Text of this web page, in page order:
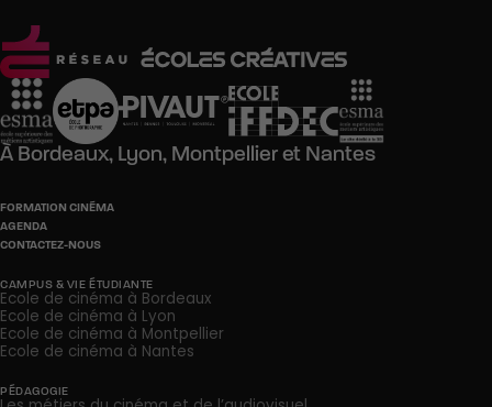
À Bordeaux, Lyon, Montpellieret Nantes
FORMATION CINÉMA
AGENDA
CONTACTEZ-NOUS
CAMPUS & VIE ÉTUDIANTE
Ecole de cinéma à Bordeaux
Ecole de cinéma à Lyon
Ecole de cinéma à Montpellier
Ecole de cinéma à Nantes
PÉDAGOGIE